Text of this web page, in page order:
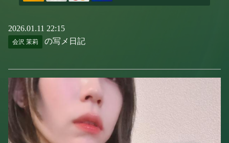
2026.01.11 22:15
会沢 茉莉 の写メ日記